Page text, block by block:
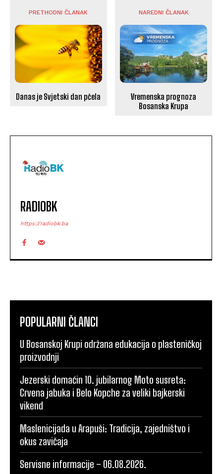
PRETHODNI ČLANAK
Danas je Svjetski dan pčela
NAREDNI ČLANAK
Vremenska prognoza
Bosanska Krupa
RADIOBK
https://radiobk.ba
POPULARNI ČLANCI
U Bosanskoj Krupi održana edukacija o plasteničkoj
proizvodnji
Jezerski domaćin 10. jubilarnog Moto susreta:
Crvena jabuka i Belo Kopche za veliki bajkerski
vikend
Maslenicijada u Arapuši: Tradicija, zajedništvo i
okus zavičaja
Servisne informacije – 06.08.2026.